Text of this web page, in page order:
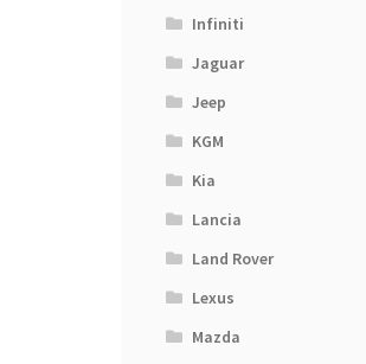
Infiniti
Jaguar
Jeep
KGM
Kia
Lancia
Land Rover
Lexus
Mazda